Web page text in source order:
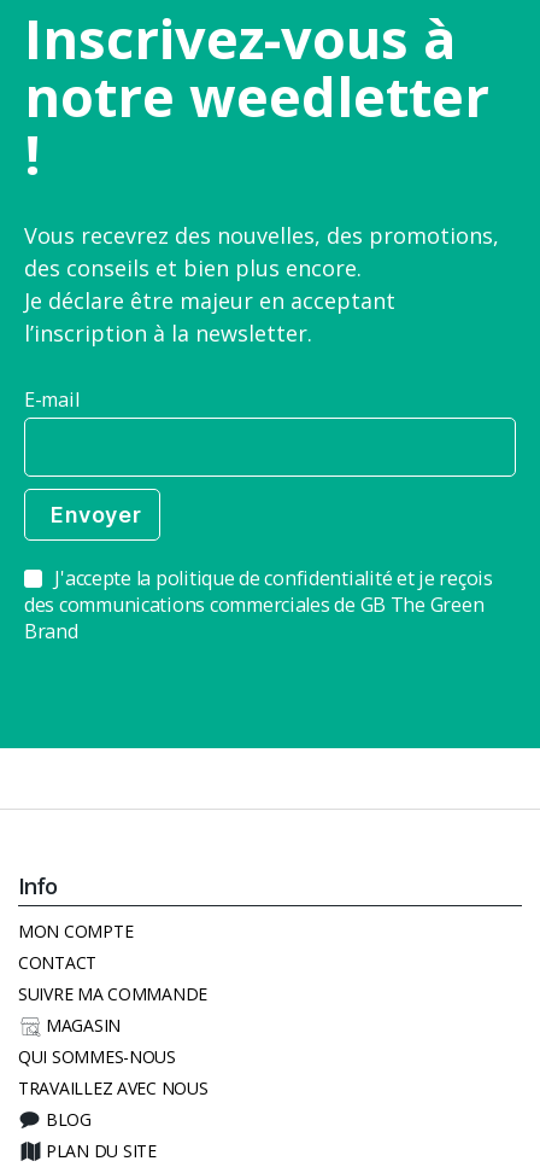
Inscrivez-vous à
notre weedletter
!
Vous recevrez des nouvelles, des promotions,
des conseils et bien plus encore.
Je déclare être majeur en acceptant
l’inscription à la newsletter.
E-mail
J'accepte la politique de confidentialité et je reçois
des communications commerciales de GB The Green
Brand
Info
MON COMPTE
CONTACT
SUIVRE MA COMMANDE
MAGASIN
QUI SOMMES-NOUS
TRAVAILLEZ AVEC NOUS
BLOG
PLAN DU SITE